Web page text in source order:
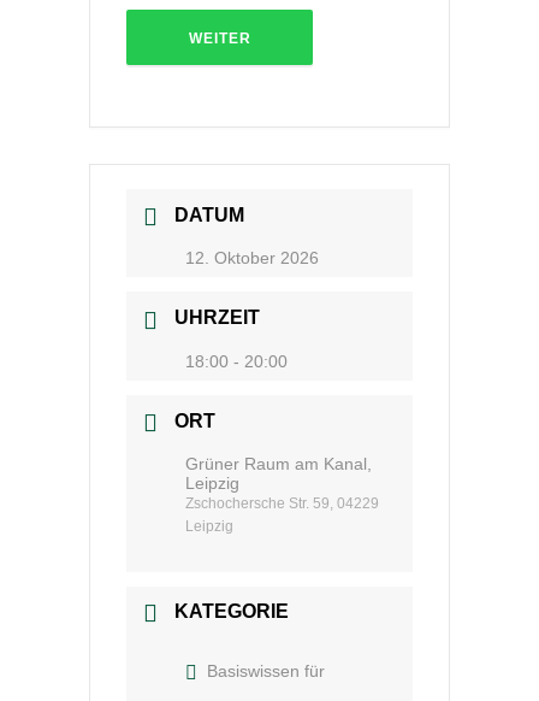
WEITER
DATUM
12. Oktober 2026
UHRZEIT
18:00 - 20:00
ORT
Grüner Raum am Kanal,
Leipzig
Zschochersche Str. 59, 04229
Leipzig
KATEGORIE
Basiswissen für